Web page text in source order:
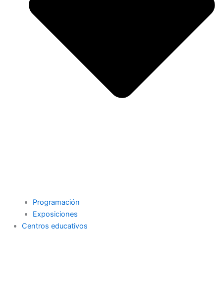
Programación
Exposiciones
Centros educativos